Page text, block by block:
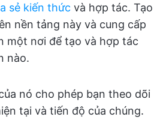
sẻ kiến thức và hợp tác. Tạo
nền tảng này và cung cấp
một nơi để tạo và hợp tác
nào.
nó cho phép bạn theo dõi
tại và tiến độ của chúng.